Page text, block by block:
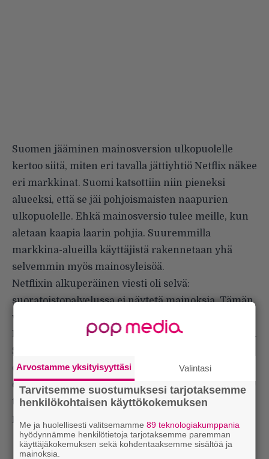
Suomen jääminen mainosversion ulkopuolelle
kertoo siitä, miten eri tavalla jättiyhtiö Netflix näkee
eri markkinat. Suomi katsottiin niin pieneksi
alueeksi, että se jäi pohjoismaisten naapurien
ulkopuolelle. Ehkä mainosversio tulee meille, kun
aletaan kaapia laarin pohjia. Suuremmilla
markkina-alueilla käyttäjistä rakennetaan yhä
selvemmin myös mainosyleisöä.
Netflixin alkuperäinen viesti oli selvä:
suoratoistopalvelussa ei näytetä mainoksia. Tämän
viestin Netflix ja sen kilpailijat ovat unohtaneet.
Mainosversio rantautuu Suomeenkin ennen pitkää.
Sen valitseminen on kuitenkin vapaaehtoista, jos
on valmis maksamaan palvelusta hieman
enemmän. Viimeistään silloin mekin joudumme
toteamaan, että Netflix ei ole enää sitä, mitä se alun
perin lupasi olla: leffoja ja sarjoja ilman mainoksia.
Arvostamme yksityisyyttäsi Valintasi
Tarvitsemme suostumuksesi tarjotaksemme
henkilökohtaisen käyttökokemuksen
Me ja huolellisesti valitsemamme89 teknologiakumppania
hyödynnämme henkilötietoja tarjotaksemme paremman
käyttäjäkokemuksen sekä kohdentaaksemme sisältöä ja
mainoksia.